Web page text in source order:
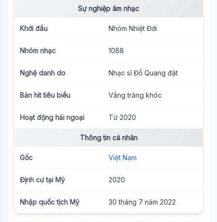
Sự nghiệp âm nhạc
Khởi đầu Nhóm Nhiệt Đới
Nhóm nhạc 1088
Nghệ danh do Nhạc sĩ Đỗ Quang đặt
Bản hit tiêu biểu Vầng trăng khóc
Hoạt động hải ngoại Từ 2020
Thông tin cá nhân
Gốc Việt Nam
Định cư tại Mỹ 2020
Nhập quốc tịch Mỹ 30 tháng 7 năm 2022